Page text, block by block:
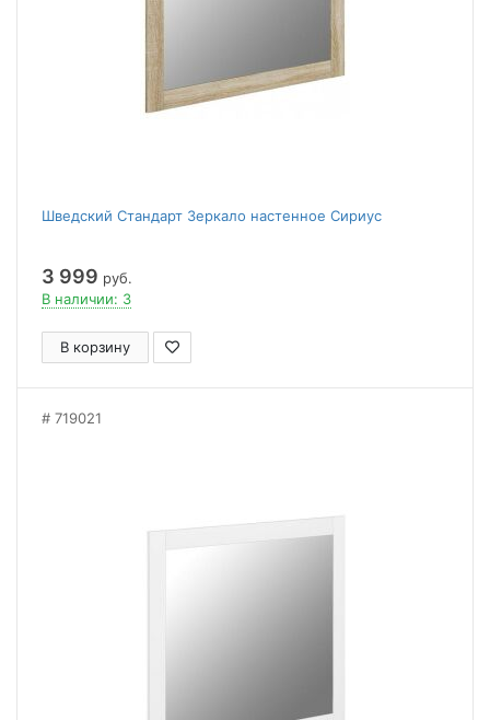
Шведский Стандарт Зеркало настенное Сириус
3 999 руб.
В наличии: 3
В корзину
719021